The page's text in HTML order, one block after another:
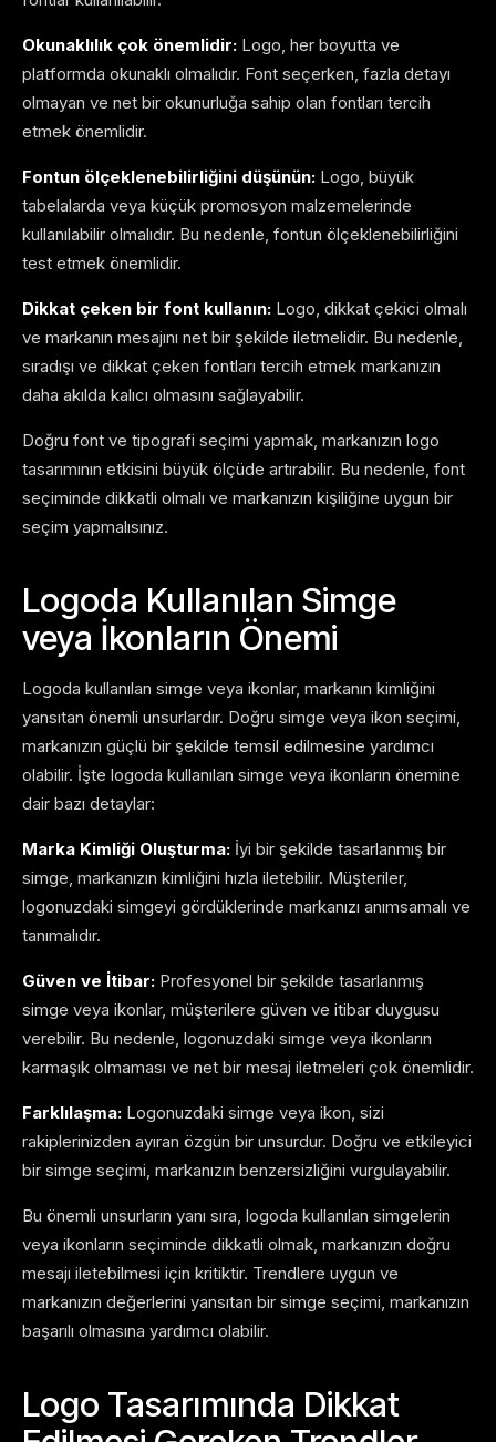
Okunaklılık çok önemlidir: Logo, her boyutta ve
platformda okunaklı olmalıdır. Font seçerken, fazla detayı
olmayan ve net bir okunurluğa sahip olan fontları tercih
etmek önemlidir.
Fontun ölçeklenebilirliğini düşünün: Logo, büyük
tabelalarda veya küçük promosyon malzemelerinde
kullanılabilir olmalıdır. Bu nedenle, fontun ölçeklenebilirliğini
test etmek önemlidir.
Dikkat çeken bir font kullanın: Logo, dikkat çekici olmalı
ve markanın mesajını net bir şekilde iletmelidir. Bu nedenle,
sıradışı ve dikkat çeken fontları tercih etmek markanızın
daha akılda kalıcı olmasını sağlayabilir.
Doğru font ve tipografi seçimi yapmak, markanızın logo
tasarımının etkisini büyük ölçüde artırabilir. Bu nedenle, font
seçiminde dikkatli olmalı ve markanızın kişiliğine uygun bir
seçim yapmalısınız.
Logoda Kullanılan Simge
veya İkonların Önemi
Logoda kullanılan simge veya ikonlar, markanın kimliğini
yansıtan önemli unsurlardır. Doğru simge veya ikon seçimi,
markanızın güçlü bir şekilde temsil edilmesine yardımcı
olabilir. İşte logoda kullanılan simge veya ikonların önemine
dair bazı detaylar:
Marka Kimliği Oluşturma: İyi bir şekilde tasarlanmış bir
simge, markanızın kimliğini hızla iletebilir. Müşteriler,
logonuzdaki simgeyi gördüklerinde markanızı anımsamalı ve
tanımalıdır.
Güven ve İtibar: Profesyonel bir şekilde tasarlanmış
simge veya ikonlar, müşterilere güven ve itibar duygusu
verebilir. Bu nedenle, logonuzdaki simge veya ikonların
karmaşık olmaması ve net bir mesaj iletmeleri çok önemlidir.
Farklılaşma: Logonuzdaki simge veya ikon, sizi
rakiplerinizden ayıran özgün bir unsurdur. Doğru ve etkileyici
bir simge seçimi, markanızın benzersizliğini vurgulayabilir.
Bu önemli unsurların yanı sıra, logoda kullanılan simgelerin
veya ikonların seçiminde dikkatli olmak, markanızın doğru
mesajı iletebilmesi için kritiktir. Trendlere uygun ve
markanızın değerlerini yansıtan bir simge seçimi, markanızın
başarılı olmasına yardımcı olabilir.
Logo Tasarımında Dikkat